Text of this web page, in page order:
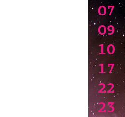
07
09
10
17
22
23